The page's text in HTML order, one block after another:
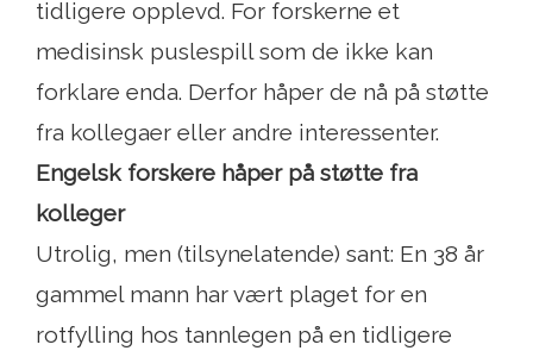
tidligere opplevd. For forskerne et
medisinsk puslespill som de ikke kan
forklare enda. Derfor håper de nå på støtte
fra kollegaer eller andre interessenter.
Engelsk forskere håper på støtte fra
kolleger
Utrolig, men (tilsynelatende) sant: En 38 år
gammel mann har vært plaget for en
rotfylling hos tannlegen på en tidligere